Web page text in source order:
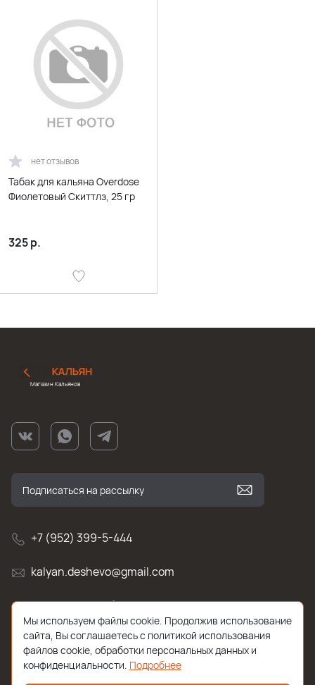
нет отзывов
Табак для кальяна Overdose
Фиолетовый Скиттлз, 25 гр
325р.
Магазин Кальянов
+7 (952) 399-5-444
kalyan.deshevo@gmail.com
г. Санкт-Петербург, улица Белы Куна , д.2к1
Мы используем файлы cookie. Продолжив использование
сайта, Вы соглашаетесь с политикой использования
файлов cookie, обработки персональных данных и
конфиденциальности. Подробнее